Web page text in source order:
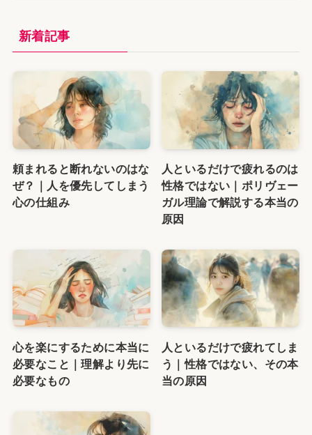
新着記事
頼まれると断れないのはな
ぜ？｜人を優先してしまう
心の仕組み
人といるだけで疲れるのは
性格ではない｜ポリヴェー
ガル理論で解説する本当の
原因
心を楽にするために本当に
必要なこと｜理解より先に
必要なもの
人といるだけで疲れてしま
う｜性格ではない、その本
当の原因